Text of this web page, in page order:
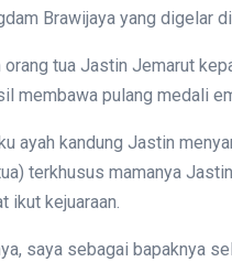
Brawijaya yang digelar
tua Jastin Jemarut
membawa pulang medali
ayah kandung Jastin
terkhusus mamanya
ikut kejuaraan.
saya sebagai bapaknya